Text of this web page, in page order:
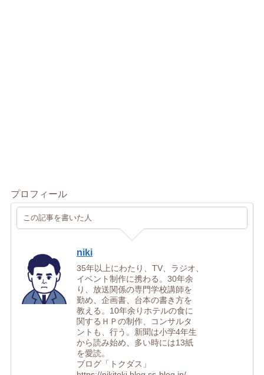
プロフィール
この記事を書いた人
niki
35年以上にわたり、TV、ラジオ、
イベント制作に携わる。30年余
り、放送関係の専門学校講師を
勤め、企画書、台本の書き方を
教える。10年余りホテルの食に
関するＨＰの制作、コンサルタ
ントも、行う。新聞は小学4年生
から読み始め、多い時には13紙
を愛読。
ブログ「トクダス」